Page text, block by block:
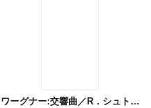
ワーグナー:交響曲／R．シュトラウス:《薔薇の騎士》ワルツ集